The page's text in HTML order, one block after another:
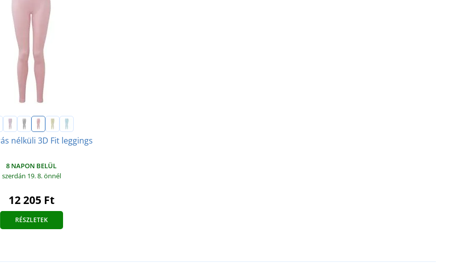
nélküli 3D Fit leggings
8 NAPON BELÜL
szerdán 19. 8.önnél
12 205 Ft
RÉSZLETEK